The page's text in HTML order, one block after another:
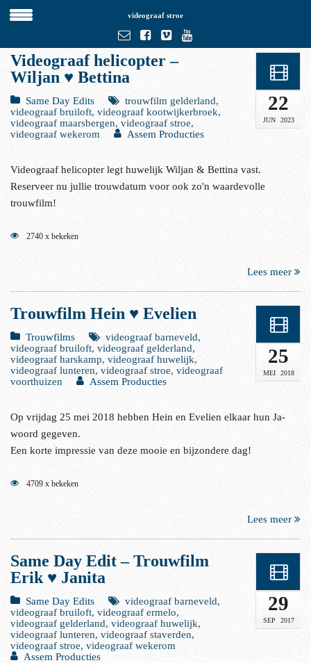
videograaf stroe
Videograaf helicopter –
Wiljan ♥ Bettina
Same Day Edits
trouwfilm gelderland,
videograaf bruiloft, videograaf kootwijkerbroek,
videograaf maarsbergen, videograaf stroe,
videograaf wekerom
Assem Producties
22
JUN 2023
Videograaf helicopter legt huwelijk Wiljan & Bettina vast.
Reserveer nu jullie trouwdatum voor ook zo'n waardevolle
trouwfilm!
Lees meer
2740 x bekeken
Trouwfilm Hein ♥ Evelien
Trouwfilms
videograaf barneveld,
videograaf bruiloft, videograaf gelderland,
videograaf harskamp, videograaf huwelijk,
videograaf lunteren, videograaf stroe, videograaf
voorthuizen
Assem Producties
25
MEI 2018
Op vrijdag 25 mei 2018 hebben Hein en Evelien elkaar hun Ja-
woord gegeven.
Een korte impressie van deze mooie en bijzondere dag!
Lees meer
4709 x bekeken
Same Day Edit – Trouwfilm
Erik ♥ Janita
Same Day Edits
videograaf barneveld,
videograaf bruiloft, videograaf ermelo,
videograaf gelderland, videograaf huwelijk,
videograaf lunteren, videograaf staverden,
videograaf stroe, videograaf wekerom
Assem Producties
29
SEP 2017